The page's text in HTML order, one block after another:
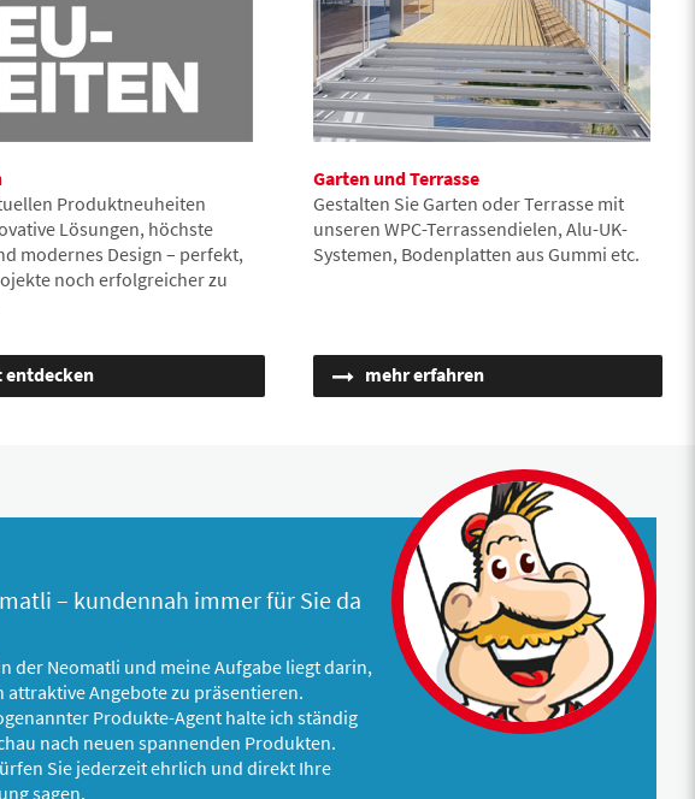
Produktneuheiten
Lösungen, höchste
modernes Design – perfekt,
noch erfolgreicher zu
entdecken
Garten und Terrasse
Gestalten Sie Garten oder Terrasse mit
unseren WPC-Terrassendielen, Alu-UK-
Systemen, Bodenplatten aus Gummi etc.
mehr erfahren
– kundennah immer für Sie da
der Neomatli und meine Aufgabe liegt darin,
attraktive Angebote zu präsentieren.
Produkte-Agent halte ich ständig
nach neuen spannenden Produkten.
Sie jederzeit ehrlich und direkt Ihre
sagen.